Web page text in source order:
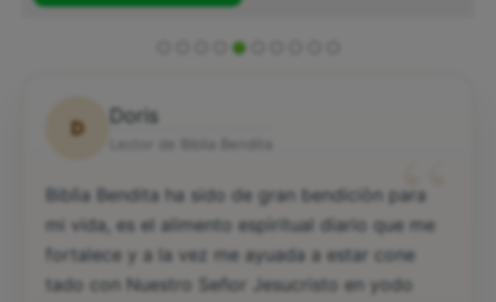
D
Doris
“
Biblìa Bendita ha sido de gran bendiciòn para
mi vida, es el alimento espìritual diario que me
fortalece y a la vez me ayuada a estar cone
tado con Nuestro Señor Jesucristo en yodo